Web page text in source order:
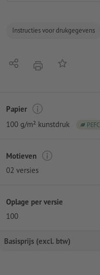
Instructies voor drukgegevens
Delen afdrukkenOp de lijst
Papier
100 g/m² kunstdruk
PEFC
Motieven
02 versies
Oplage per versie
100
Basisprijs (excl. btw)